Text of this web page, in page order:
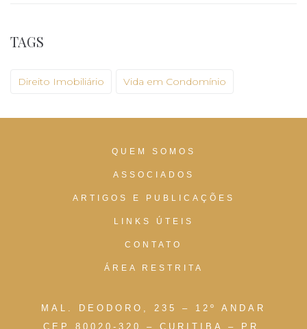
TAGS
Direito Imobiliário Vida em Condomínio
QUEM SOMOS
ASSOCIADOS
ARTIGOS E PUBLICAÇÕES
LINKS ÚTEIS
CONTATO
ÁREA RESTRITA
MAL. DEODORO, 235 – 12º ANDAR
CEP 80020-320 – CURITIBA – PR.